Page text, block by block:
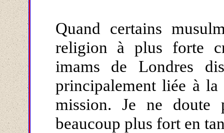
Quand certains
religion à plus forte
imams de Londres
principalement liée à
mission. Je ne doute
beaucoup plus fort en